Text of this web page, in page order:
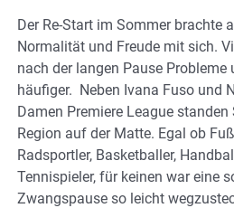
Der Re-Start im Sommer brachte
Normalität und Freude mit sich.
nach der langen Pause Probleme
häufiger. Neben Ivana Fuso und
Damen Premiere League standen
Region auf der Matte. Egal ob
Radsportler, Basketballer,
Tennispieler, für keinen war eine
Zwangspause so leicht